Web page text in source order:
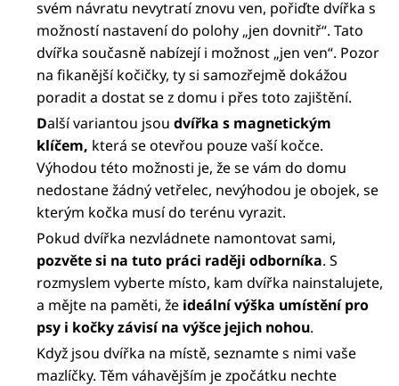
svém návratu nevytratí znovu ven, pořiďte dvířka s
možností nastavení do polohy „jen dovnitř“. Tato
dvířka současně nabízejí i možnost „jen ven“. Pozor
na fikanější kočičky, ty si samozřejmě dokážou
poradit a dostat se z domu i přes toto zajištění.
Další variantou jsoudvířka s magnetickým
klíčem, která se otevřou pouze vaší kočce.
Výhodou této možnosti je, že se vám do domu
nedostane žádný vetřelec, nevýhodou je obojek, se
kterým kočka musí do terénu vyrazit.
Pokud dvířka nezvládnete namontovat sami,
pozvěte si na tuto práci raději odborníka. S
rozmyslem vyberte místo, kam dvířka nainstalujete,
a mějte na paměti, že ideální výška umístění pro
psy i kočky závisí na výšce jejich nohou.
Když jsou dvířka na místě, seznamte s nimi vaše
mazlíčky. Těm váhavějším je zpočátku nechte